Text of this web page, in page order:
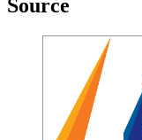
Source